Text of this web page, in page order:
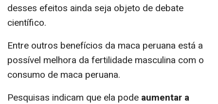
desses efeitos ainda seja objeto de debate
científico.
Entre outros benefícios da maca peruana está a
possível melhora da fertilidade masculina com o
consumo de maca peruana.
Pesquisas indicam que ela pode aumentar a